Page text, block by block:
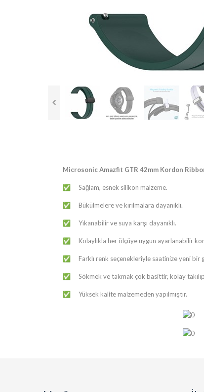
Microsonic Amazfit GTR 42mm Kordon
✅ Sağlam, esnek silikon malzeme.
✅ Bükülmelere ve kırılmalara dayanıklı.
✅ Yıkanabilir ve suya karşı dayanıklı.
✅ Kolaylıkla her ölçüye uygun ayarlanabilir
✅ Farklı renk seçenekleriyle saatinize yeni bir
✅ Sökmek ve takmak çok basittir, kolay takılıp
✅ Yüksek kalite malzemeden yapılmıştır.